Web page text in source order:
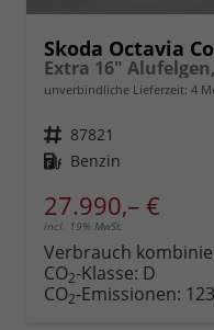
Skoda Octavia
unverbindliche Lieferzeit: 4
Fahrzeugnr. 87821
Kraftstoff Benzin
27.990,– €
incl. 19% MwSt.
Verbrauch
CO2-Klasse: D
CO2-Emissionen: